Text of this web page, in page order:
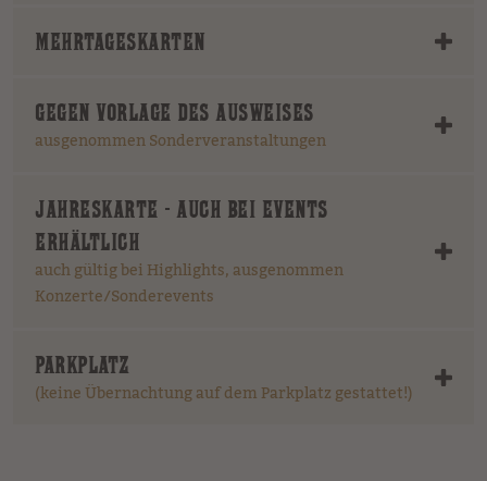
MEHRTAGESKARTEN
GEGEN VORLAGE DES AUSWEISES
ausgenommen Sonderveranstaltungen
JAHRESKARTE - AUCH BEI EVENTS
ERHÄLTLICH
auch gültig bei Highlights, ausgenommen
Konzerte/Sonderevents
PARKPLATZ
(keine Übernachtung auf dem Parkplatz gestattet!)